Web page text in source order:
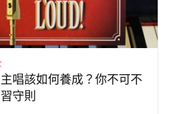
唱該如何養成？你不可不
守則